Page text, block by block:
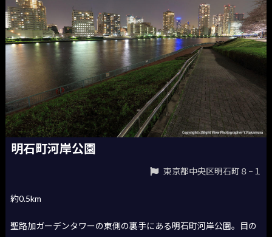
明石町河岸公園
東京都中央区明石町８−１
約0.5km
聖路加ガーデンタワーの東側の裏手にある明石町河岸公園。目の